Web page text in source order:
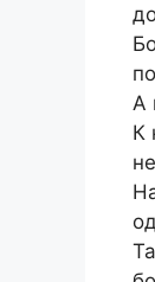
А
К